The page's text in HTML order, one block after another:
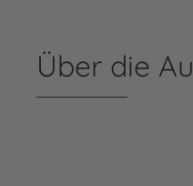
Über die